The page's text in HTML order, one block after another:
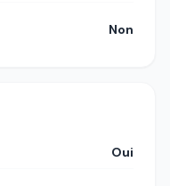
Non
Oui